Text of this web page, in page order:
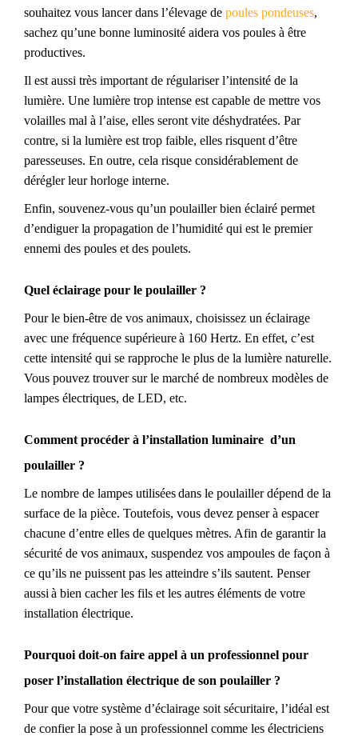
souhaitez vous lancer dans l’élevage de poules pondeuses,
sachez qu’une bonne luminosité aidera vos poules à être
productives.
Il est aussi très important de régulariser l’intensité de la
lumière. Une lumière trop intense est capable de mettre vos
volailles mal à l’aise, elles seront vite déshydratées. Par
contre, si la lumière est trop faible, elles risquent d’être
paresseuses. En outre, cela risque considérablement de
dérégler leur horloge interne.
Enfin, souvenez-vous qu’un poulailler bien éclairé permet
d’endiguer la propagation de l’humidité qui est le premier
ennemi des poules et des poulets.
Quel éclairage pour le poulailler ?
Pour le bien-être de vos animaux, choisissez un éclairage
avec une fréquence supérieureà 160 Hertz. En effet, c’est
cette intensité qui se rapproche le plus de la lumière naturelle.
Vous pouvez trouver sur le marché de nombreux modèles de
lampes électriques, de LED, etc.
Comment procéder à l’installation luminaire d’un
poulailler ?
Le nombre de lampes utiliséesdans le poulaillerdépend de la
surface de la pièce. Toutefois, vous devez penserà espacer
chacune d’entre elles de quelques mètres. Afin de garantir la
sécurité de vos animaux, suspendez vos ampoules de façon à
ce qu’ils ne puissent pas les atteindre s’ils sautent. Penser
aussi à bien cacherles fils et les autres éléments de votre
installation électrique.
Pourquoi doit-on faire appel à un professionnel pour
poser l’installation électrique de son poulailler ?
Pour que votre système d’éclairage soit sécuritaire, l’idéal est
de confier la pose à un professionnel comme les électriciens